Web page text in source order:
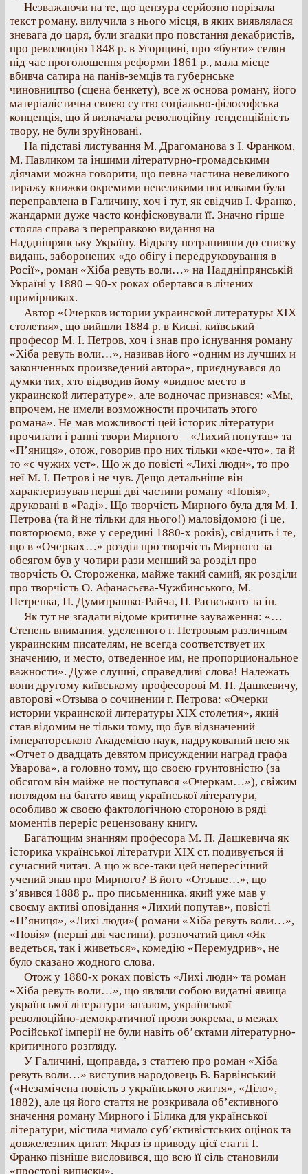
Незважаючи на те, що цензура серйозно порізала
текст роману, вилучила з нього місця, в яких виявлялася
зневага до царя, були згадки про повстання декабристів,
про революцію 1848 р. в Угорщині, про «бунти» селян
під час проголошення реформи 1861 р., мала місце
вбивча сатира на панів-земців та губернське
чиновництво (сцена бенкету), все ж основа роману, його
матеріалістична своєю суттю соціально-філософська
концепція, що й визначала революційну тенденційність
твору, не були зруйновані.
На підставі листування М. Драгоманова з І. Франком,
М. Павликом та іншими літературно-громадськими
діячами можна говорити, що певна частина невеликого
тиражу книжки окремими невеликими посилками була
переправлена в Галичину, хоч і тут, як свідчив І. Франко,
жандарми дуже часто конфісковували її. Значно гірше
стояла справа з переправкою видання на
Наддніпрянську Україну. Відразу потрапивши до списку
видань, заборонених «до обігу і передруковування в
Росії», роман «Хіба ревуть воли…» на Наддніпрянській
Україні у 1880 – 90-х роках обертався в лічених
примірниках.
Автор «Очерков истории украинской литературы XIX
столетия», що вийшли 1884 р. в Києві, київський
професор М. І. Петров, хоч і знав про існування роману
«Хіба ревуть воли…», називав його «одним из лучших и
законченных произведений автора», приєднувався до
думки тих, хто відводив йому «видное место в
украинской литературе», але водночас признався: «Мы,
впрочем, не имели возможности прочитать этого
романа». Не мав можливості цей історик літератури
прочитати і ранні твори Мирного – «Лихий попутав» та
«П’яниця», отож, говорив про них тільки «кое-что», та й
то «с чужих уст». Що ж до повісті «Лихі люди», то про
неї М. І. Петров і не чув. Дещо детальніше він
характеризував перші дві частини роману «Повія»,
друковані в «Раді». Що творчість Мирного була для М. І.
Петрова (та й не тільки для нього!) маловідомою (і це,
повторюємо, вже у середині 1880-х років), свідчить і те,
що в «Очерках…» розділ про творчість Мирного за
обсягом був у чотири рази менший за розділ про
творчість О. Стороженка, майже такий самий, як розділи
про творчість О. Афанасьєва-Чужбинського, М.
Петренка, П. Думитрашко-Райча, П. Раєвського та ін.
Як тут не згадати відоме критичне зауваження: «…
Степень внимания, уделенного г. Петровым различным
украинским писателям, не всегда соответствует их
значению, и место, отведенное им, не пропорциональное
важности». Дуже слушні, справедливі слова! Належать
вони другому київському професорові М. П. Дашкевичу,
авторові «Отзыва о сочинении г. Петрова: «Очерки
истории украинской литературы XIX столетия», який
став відомим не тільки тому, що був відзначений
імператорською Академією наук, надрукований нею як
«Отчет о двадцать девятом присуждении наград графа
Уварова», а головно тому, що своєю грунтовністю (за
обсягом він майже не поступався «Очеркам…»), свіжим
поглядом на багато явищ української літератури,
особливо ж своєю фактологічною стороною в ряді
моментів переріс рецензовану книгу.
Багатющим знанням професора М. П. Дашкевича як
історика української літератури XIX ст. подивується й
сучасний читач. А що ж все-таки цей непересічний
учений знав про Мирного? В його «Отзыве…», що
з’явився 1888 р., про письменника, який уже мав у
своєму активі оповідання «Лихий попутав», повісті
«П’яниця», «Лихі люди»( романи «Хіба ревуть воли…»,
«Повія» (перші дві частини), розпочатий цикл «Як
ведеться, так і живеться», комедію «Перемудрив», не
було сказано жодного слова.
Отож у 1880-х роках повість «Лихі люди» та роман
«Хіба ревуть воли…», що являли собою видатні явища
української літератури загалом, української
революційно-демократичної прози зокрема, в межах
Російської імперії не були навіть об’єктами літературно-
критичного розгляду.
У Галичині, щоправда, з статтею про роман «Хіба
ревуть воли…» виступив народовець В. Барвінський
(«Незамічена повість з українського життя», «Діло»,
1882), але ця його стаття не розкривала об’єктивного
значення роману Мирного і Білика для української
літератури, містила чимало суб’єктивістських оцінок та
довжелезних цитат. Якраз із приводу цієї статті І.
Франко пізніше висловився, що всю її сіль становили
«просторі виписки».